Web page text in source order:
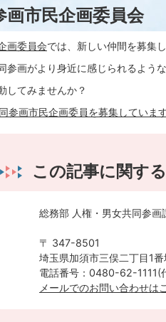
画市民企画委員会
画委員会では、新しい仲間を募集し
参画がより身近に感じられるよう
してみませんか？
参画市民企画委員を募集していま
この記事に関す
総務部 人権・男女共同参画
〒 347-8501
埼玉県加須市三俣二丁目1番
電話番号：0480-62-
メールでのお問い合わせは